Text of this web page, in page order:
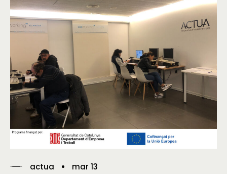
actua mar 13